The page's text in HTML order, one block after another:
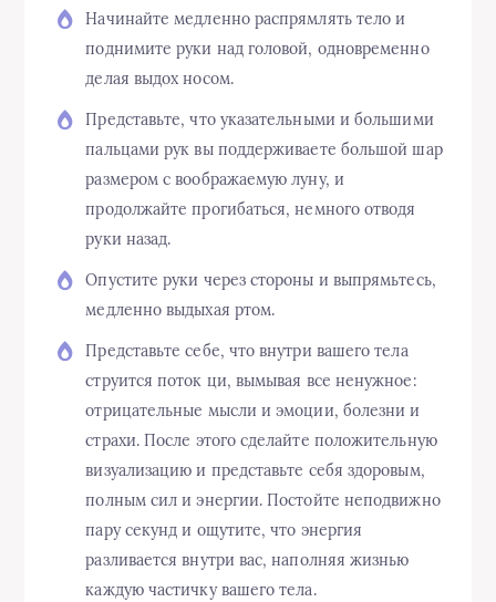
Начинайте медленно распрямлять тело и
поднимите руки над головой, одновременно
делая выдох носом.
Представьте, что указательными и большими
пальцами рук вы поддерживаете большой шар
размером с воображаемую луну, и
продолжайте прогибаться, немного отводя
руки назад.
Опустите руки через стороны и выпрямьтесь,
медленно выдыхая ртом.
Представьте себе, что внутри вашего тела
струится поток ци, вымывая все ненужное:
отрицательные мысли и эмоции, болезни и
страхи. После этого сделайте положительную
визуализацию и представьте себя здоровым,
полным сил и энергии. Постойте неподвижно
пару секунд и ощутите, что энергия
разливается внутри вас, наполняя жизнью
каждую частичку вашего тела.